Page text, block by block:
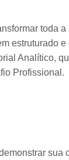
toda
estruturado
Analítico,
Profissional.
sua